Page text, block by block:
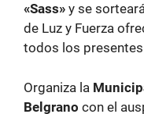
«Sass» y se
de Luz y Fuerza
todos los
Organiza la
Belgrano con el